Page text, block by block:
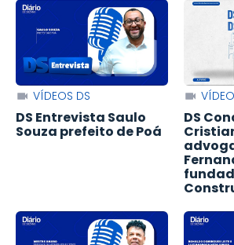
VÍDEOS DS
DS Entrevista Saulo
Souza prefeito de Poá
DS